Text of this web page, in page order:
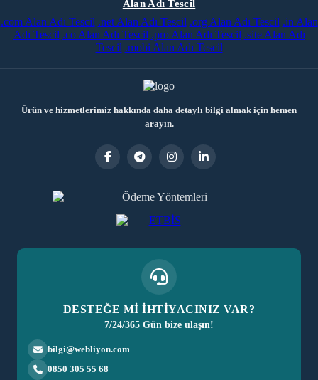
Alan Adı Tescil
.com Alan Adı Tescil .net Alan Adı Tescil .org Alan Adı Tescil .in Alan
Adı Tescil .co Alan Adı Tescil .pro Alan Adı Tescil .site Alan Adı
Tescil .mobi Alan Adı Tescil
Ürün ve hizmetlerimiz hakkında daha detaylı bilgi almak için hemen
arayın.
DESTEĞE Mİ İHTİYACINIZ VAR?
7/24/365 Gün bize ulaşın!
bilgi@webliyon.com
0850 305 55 68